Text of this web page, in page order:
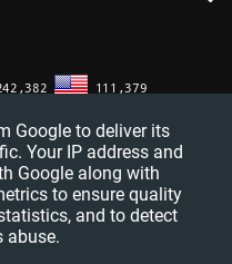
Google to deliver its
Your IP address and
Google along with
to ensure quality
and to detect
abuse.